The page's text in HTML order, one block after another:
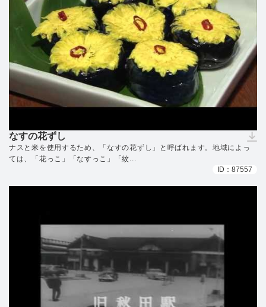
なすの花ずし
（ダウンロードできません）
ナスと米を使用するため、「なすの花ずし」と呼ばれます。地域によっ
ては、「花っこ」「なすっこ」「紋...
ID：87557